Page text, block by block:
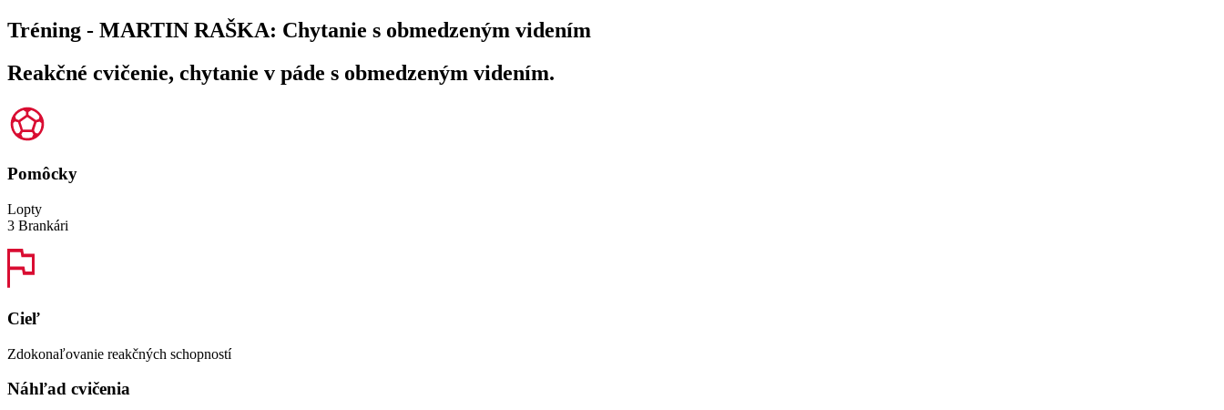
Tréning - MARTIN RAŠKA: Chytanie s obmedzeným videním
Reakčné cvičenie, chytanie v páde s obmedzeným videním.
Pomôcky
Lopty
3 Brankári
Cieľ
Zdokonaľovanie reakčných schopností
Náhľad cvičenia